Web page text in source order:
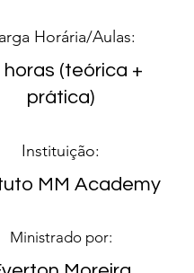
Horária/Aulas:
horas (teórica +
prática)
Instituição:
MM Academy
Ministrado por: